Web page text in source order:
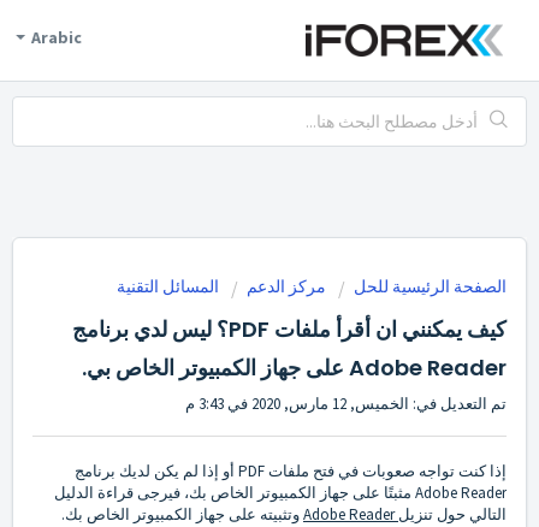
Arabic
الصفحة الرئيسية للحل مركز الدعم المسائل التقنية
كيف يمكنني ان أقرأ ملفات PDF؟ ليس لدي برنامج
Adobe Reader على جهاز الكمبيوتر الخاص بي.
تم التعديل في: الخميس, 12 مارس, 2020 في 3:43 م
إذا كنت تواجه صعوبات في فتح ملفات PDF أو إذا لم يكن لديك برنامج
Adobe Reader مثبتًا على جهاز الكمبيوتر الخاص بك، فيرجى قراءة الدليل
التالي حول تنزيل Adobe Readerوتثبيته على جهاز الكمبيوتر الخاص بك.